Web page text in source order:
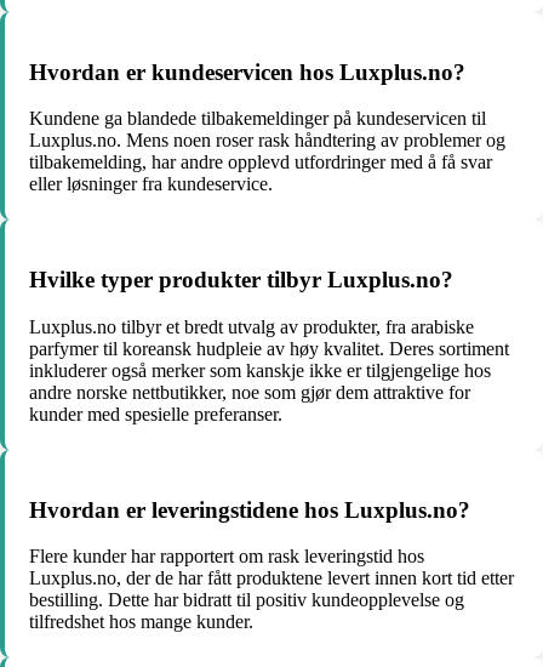
Hvordan er kundeservicen hos Luxplus.no?
Kundene ga blandede tilbakemeldinger på kundeservicen til
Luxplus.no. Mens noen roser rask håndtering av problemer og
tilbakemelding, har andre opplevd utfordringer med å få svar
eller løsninger fra kundeservice.
Hvilke typer produkter tilbyr Luxplus.no?
Luxplus.no tilbyr et bredt utvalg av produkter, fra arabiske
parfymer til koreansk hudpleie av høy kvalitet. Deres sortiment
inkluderer også merker som kanskje ikke er tilgjengelige hos
andre norske nettbutikker, noe som gjør dem attraktive for
kunder med spesielle preferanser.
Hvordan er leveringstidene hos Luxplus.no?
Flere kunder har rapportert om rask leveringstid hos
Luxplus.no, der de har fått produktene levert innen kort tid etter
bestilling. Dette har bidratt til positiv kundeopplevelse og
tilfredshet hos mange kunder.